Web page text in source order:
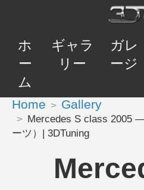
ホ
ー
ム
ギャラ
リー
ガレ
ージ
Home Gallery
Mercedes S class 2005
ーツ）| 3DTuning